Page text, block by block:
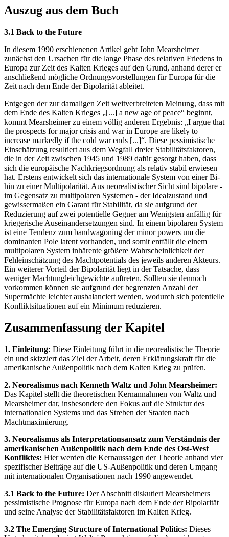
Auszug aus dem Buch
3.1 Back to the Future
In diesem 1990 erschienenen Artikel geht John Mearsheimer
zunächst den Ursachen für die lange Phase des relativen Friedens in
Europa zur Zeit des Kalten Krieges auf den Grund, anhand derer er
anschließend mögliche Ordnungsvorstellungen für Europa für die
Zeit nach dem Ende der Bipolarität ableitet.
Entgegen der zur damaligen Zeit weitverbreiteten Meinung, dass mit
dem Ende des Kalten Krieges „[...] a new age of peace“ beginnt,
kommt Mearsheimer zu einem völlig anderen Ergebnis: „I argue that
the prospects for major crisis and war in Europe are likely to
increase markedly if the cold war ends [...]“. Diese pessimistische
Einschätzung resultiert aus dem Wegfall dreier Stabilitätsfaktoren,
die in der Zeit zwischen 1945 und 1989 dafür gesorgt haben, dass
sich die europäische Nachkriegsordnung als relativ stabil erwiesen
hat. Erstens entwickelt sich das internationale System von einer Bi-
hin zu einer Multipolarität. Aus neorealistischer Sicht sind bipolare -
im Gegensatz zu multipolaren Systemen - der Idealzustand und
gewissermaßen ein Garant für Stabilität, da sie aufgrund der
Reduzierung auf zwei potentielle Gegner am Wenigsten anfällig für
kriegerische Auseinandersetzungen sind. In einem bipolaren System
ist eine Tendenz zum bandwagoning der minor powers um die
dominanten Pole latent vorhanden, und somit entfällt die einem
multipolaren System inhärente größere Wahrscheinlichkeit der
Fehleinschätzung des Machtpotentials des jeweils anderen Akteurs.
Ein weiterer Vorteil der Bipolarität liegt in der Tatsache, dass
weniger Machtungleichgewichte auftreten. Sollten sie dennoch
vorkommen können sie aufgrund der begrenzten Anzahl der
Supermächte leichter ausbalanciert werden, wodurch sich potentielle
Konfliktsituationen auf ein Minimum reduzieren.
Zusammenfassung der Kapitel
1. Einleitung: Diese Einleitung führt in die neorealistische Theorie
ein und skizziert das Ziel der Arbeit, deren Erklärungskraft für die
amerikanische Außenpolitik nach dem Kalten Krieg zu prüfen.
2. Neorealismus nach Kenneth Waltz und John Mearsheimer:
Das Kapitel stellt die theoretischen Kernannahmen von Waltz und
Mearsheimer dar, insbesondere den Fokus auf die Struktur des
internationalen Systems und das Streben der Staaten nach
Machtmaximierung.
3. Neorealismus als Interpretationsansatz zum Verständnis der
amerikanischen Außenpolitik nach dem Ende des Ost-West
Konfliktes: Hier werden die Kernaussagen der Theorie anhand vier
spezifischer Beiträge auf die US-Außenpolitik und deren Umgang
mit internationalen Organisationen nach 1990 angewendet.
3.1 Back to the Future: Der Abschnitt diskutiert Mearsheimers
pessimistische Prognose für Europa nach dem Ende der Bipolarität
und seine Analyse der Stabilitätsfaktoren im Kalten Krieg.
3.2 The Emerging Structure of International Politics: Dieses